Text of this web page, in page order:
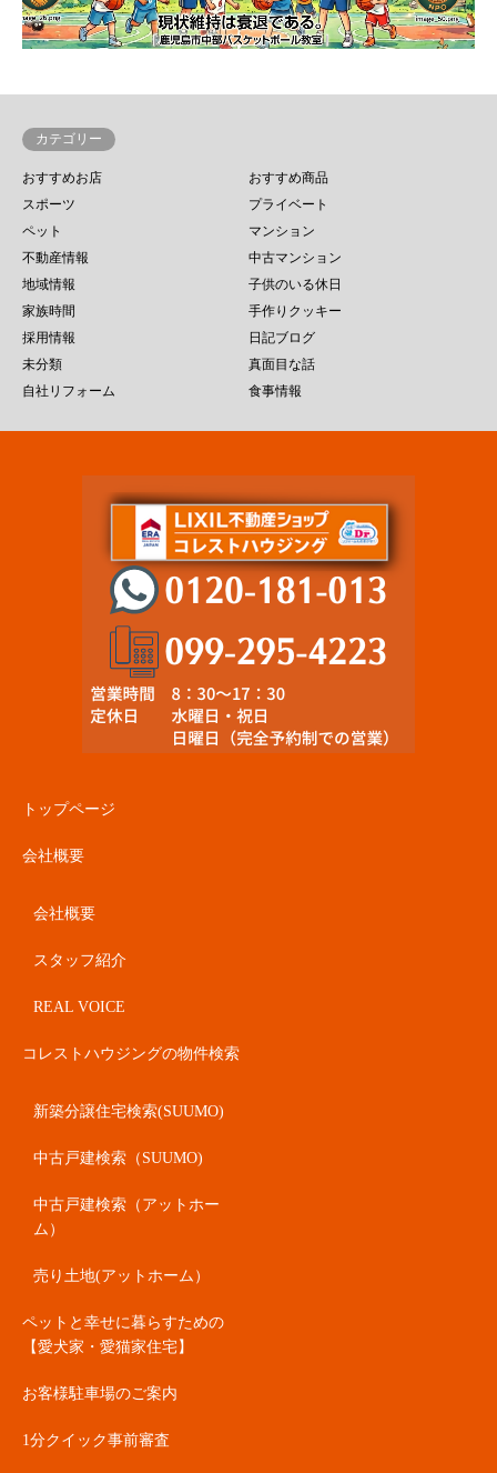
カテゴリー
おすすめお店
おすすめ商品
スポーツ
プライベート
ペット
マンション
不動産情報
中古マンション
地域情報
子供のいる休日
家族時間
手作りクッキー
採用情報
日記ブログ
未分類
真面目な話
自社リフォーム
食事情報
トップページ
会社概要
会社概要
スタッフ紹介
REAL VOICE
コレストハウジングの物件検索
新築分譲住宅検索(SUUMO)
中古戸建検索（SUUMO)
中古戸建検索（アットホー
ム）
売り土地(アットホーム）
ペットと幸せに暮らすための
【愛犬家・愛猫家住宅】
お客様駐車場のご案内
1分クイック事前審査